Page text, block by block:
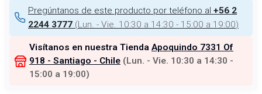
Pregúntanos de este producto por teléfono al +56 2
2244 3777 (Lun. - Vie. 10:30 a 14:30 - 15:00 a 19:00)
Visítanos en nuestra Tienda Apoquindo 7331 Of
918 - Santiago - Chile (Lun. - Vie. 10:30 a 14:30 -
15:00 a 19:00)